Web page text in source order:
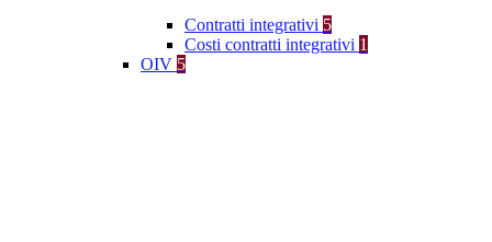
Contratti integrativi 5
Costi contratti integrativi 1
OIV 5